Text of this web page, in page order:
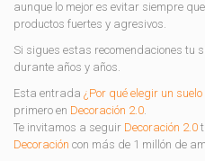
aunque lo mejor es evitar siempre
productos fuertes y agresivos.
Si sigues estas recomendaciones tu
durante años y años.
Esta entrada ¿Por qué elegir un
primero en Decoración 2.0
Te invitamos a seguir Decoración 2.0
Decoración con más de 1 millón de